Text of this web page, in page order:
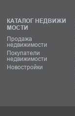
КАТАЛОГ НЕДВИЖИ
МОСТИ
Продажа
недвижимости
Покупатели
недвижимости
Новостройки